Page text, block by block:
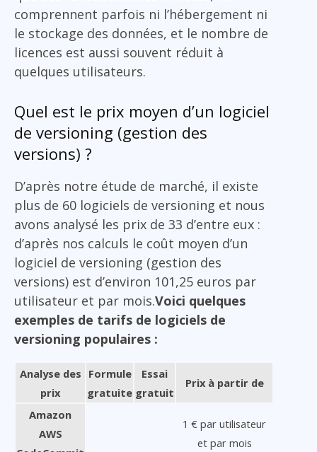
comprennent parfois ni l’hébergement ni
le stockage des données, et le nombre de
licences est aussi souvent réduit à
quelques utilisateurs.
Quel est le prix moyen d’un logiciel
de versioning (gestion des
versions) ?
D’après notre étude de marché, il existe
plus de 60 logiciels de versioning et nous
avons analysé les prix de 33 d’entre eux :
d’après nos calculs le coût moyen d’un
logiciel de versioning (gestion des
versions) est d’environ 101,25 euros par
utilisateur et par mois.Voici quelques
exemples de tarifs de logiciels de
versioning populaires :
Analyse des
prix
Formule
gratuite
Essai
gratuit
Prix à partir de
Amazon
AWS
1 € par utilisateur
et par mois